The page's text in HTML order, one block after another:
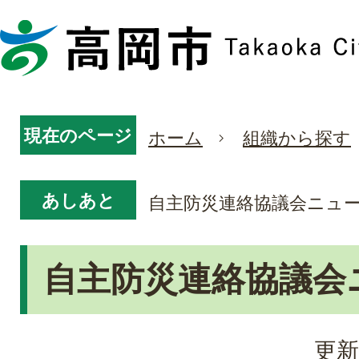
現在のページ ホーム 組織から探す
あしあと 自主防災連絡協議会ニュ
自主防災連絡協議
更